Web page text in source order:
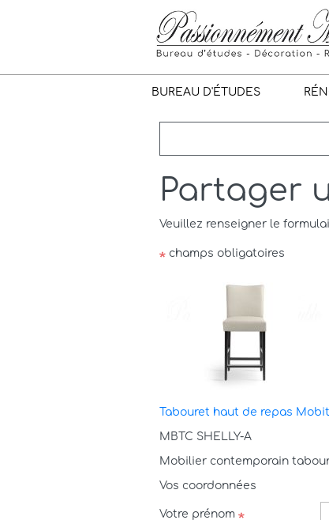
BUREAU D'ÉTUDES
Partager
Veuillez renseigner le
champs obligatoires
Tabouret haut de repas
MBTC SHELLY-A
Mobilier contemporain
Vos coordonnées
Votre prénom